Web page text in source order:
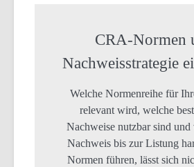
CRA-Normen
Nachweisstrategie
Welche Normenreihe für
relevant wird, welche
Nachweise nutzbar sind und
Nachweis bis zur Listung
Normen führen, lässt sich